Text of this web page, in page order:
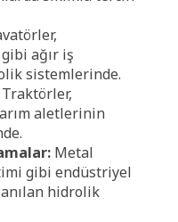
ağır iş
sistemlerinde.
Traktörler,
aletlerinin
Metal
gibi endüstriyel
hidrolik